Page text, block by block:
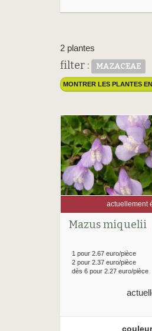
2 plantes
filter : MAZACEAE
MONTRER LES PLANTES
actuellement
Mazus miquelii
1 pour 2.67 euro/pièce
2 pour 2.37 euro/pièce
dès 6 pour 2.27 euro/pièce